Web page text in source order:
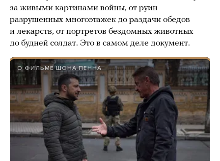
за живыми картинами войны, от руин
разрушенных многоэтажек до раздачи обедов
и лекарств, от портретов бездомных животных
до будней солдат. Это в самом деле документ.
О ФИЛЬМЕ ШОНА ПЕННА